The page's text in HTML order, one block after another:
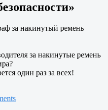
за накинутый ремень
за накинутые ремень
один раз за всех!